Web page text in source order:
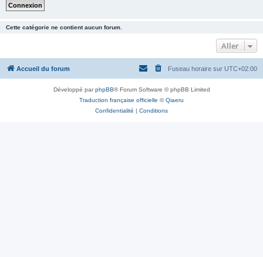
Cette catégorie ne contient aucun forum.
Aller
Accueil du forum Fuseau horaire sur UTC+02:00
Développé parphpBB® Forum Software © phpBB Limited
Traduction française officielle ©Qiaeru
Confidentialité | Conditions